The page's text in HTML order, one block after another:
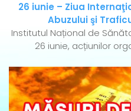
26 iunie – Ziua
Abuzului şi
Institutul Național de
26 iunie, acțiunilor